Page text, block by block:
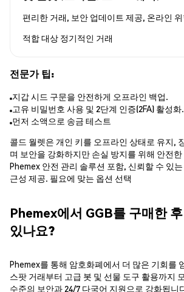
편리한 거래, 보안 업데이트 제공, 온라인
적합 대상 정기적인 거래
전문가 팁:
지갑 시드 구문을 안전하게 오프라인 백업.
고유 비밀번호 사용 및 2단계 인증(2FA) 활성화.
먼저 소액으로 송금 테스트
콜드 월렛은 개인 키를 오프라인 상태로 유지,
며 보안을 강화하지만 손실 방지를 위해 안전
Phemex 안전 관리 솔루션 포함, 신뢰할 수 있
근성 제공. 필요에 맞는 옵션 선택
Phemex에서 GGB를 구매한
있나요?
Phemex를 통해 암호화폐에서 더 많은 기회를
스팟 거래부터 고급 봇 및 선물 도구 활용까지
수준의 보안과 24/7 다국어 지원으로 강화됩니